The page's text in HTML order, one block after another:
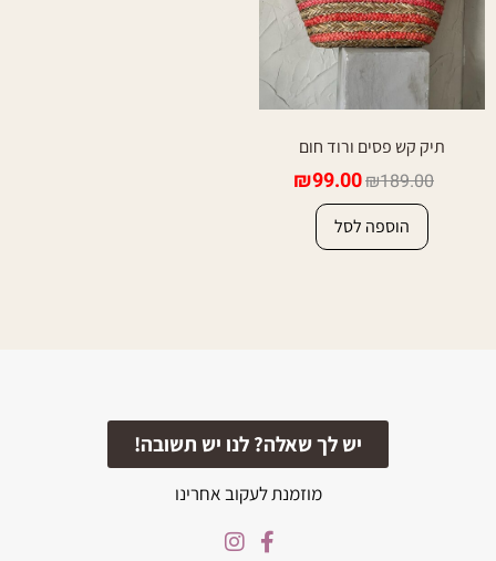
תיק קש פסים ורוד חום
₪189.00
₪99.00
הוספה לסל
יש לך שאלה? לנו יש תשובה!
מוזמנת לעקוב אחרינו